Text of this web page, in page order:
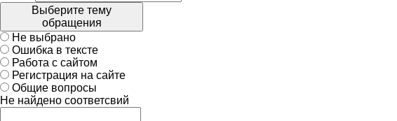
Выберите тему
обращения
Не выбрано
Ошибка в тексте
Работа с сайтом
Регистрация на сайте
Общие вопросы
Не найдено соответсвий